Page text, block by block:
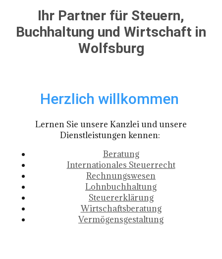
Ihr Partner für Steuern,
Buchhaltung und Wirtschaft in
Wolfsburg
Herzlich willkommen
Lernen Sie unsere Kanzlei und unsere
Dienstleistungen kennen:
Beratung
Internationales Steuerrecht
Rechnungswesen
Lohnbuchhaltung
Steuererklärung
Wirtschaftsberatung
Vermögensgestaltung